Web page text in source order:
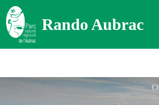
Rando Aubrac